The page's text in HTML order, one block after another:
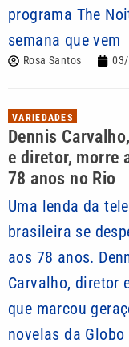
programa The
semana que vem
Rosa Santos
VARIEDADES
Dennis
e diretor, morre
78 anos no Rio
Uma lenda da
brasileira se
aos 78 anos.
Carvalho, diretor
que marcou
novelas da Globo